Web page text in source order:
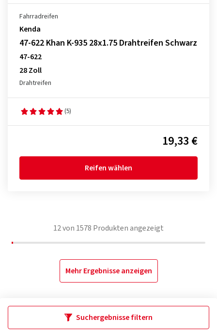
Fahrradreifen
Kenda
47-622 Khan K-935 28x1.75 Drahtreifen Schwarz
47-622
28 Zoll
Drahtreifen
(5)
19,33 €
Reifen wählen
12von 1578 Produkten angezeigt
Mehr Ergebnisse anzeigen
Suchergebnisse filtern